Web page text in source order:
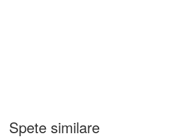
Spete similare